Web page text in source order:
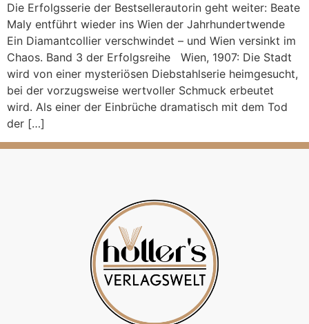
Die Erfolgsserie der Bestsellerautorin geht weiter: Beate
Maly entführt wieder ins Wien der Jahrhundertwende
Ein Diamantcollier verschwindet – und Wien versinkt im
Chaos. Band 3 der Erfolgsreihe Wien, 1907: Die Stadt
wird von einer mysteriösen Diebstahlserie heimgesucht,
bei der vorzugsweise wertvoller Schmuck erbeutet
wird. Als einer der Einbrüche dramatisch mit dem Tod
der […]